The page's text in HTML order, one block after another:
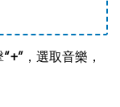
“+” ，選取音樂，